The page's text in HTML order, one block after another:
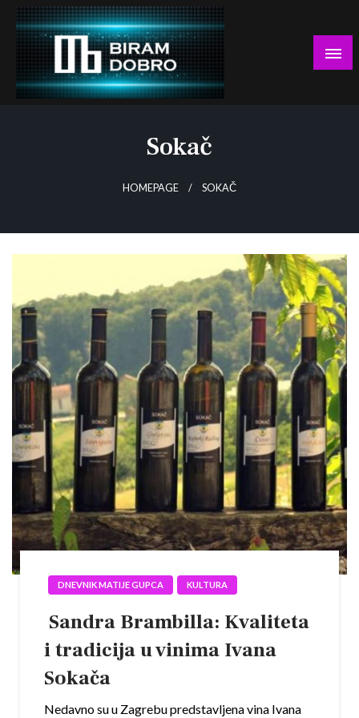
Skip
content
Sokač
HOMEPAGE SOKAČ
DNEVNIK MATIJE GUPCA KULTURA
Sandra Brambilla: Kvaliteta
i tradicija u vinima Ivana
Sokača
Nedavno su u Zagrebu predstavljena vina Ivana